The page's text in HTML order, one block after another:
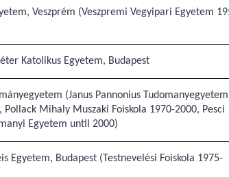
Veszprém (Veszpremi Vegyipari Egyetem
Katolikus Egyetem, Budapest
(Janus Pannonius Tudomanyegyetem
Pollack Mihaly Muszaki Foiskola 1970-2000, Pesci
Egyetem until 2000)
Egyetem, Budapest (Testnevelési Foiskola 1975-